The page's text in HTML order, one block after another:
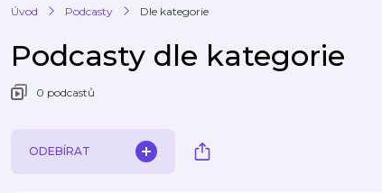
Úvod Podcasty Dle kategorie
Podcasty dle kategorie
0 podcastů
ODEBÍRAT